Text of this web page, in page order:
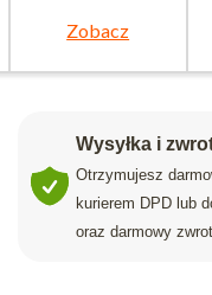
Zobacz
Wysyłka i
Otrzymujesz
kurierem DPD lub
oraz darmowy